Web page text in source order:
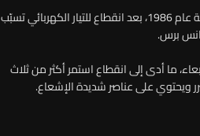
عادت الأوضاع إلى طبيعتها في محطة تشيرنوبيل النووية التي دُمّرت في كارثة عام 1986، بعد انقطاع للتيار الكهربائي تسبّب
برس.
ما أدى إلى انقطاع استمر أكثر من ثلاث
ويحتوي على عناصر شديدة الإشعاع.